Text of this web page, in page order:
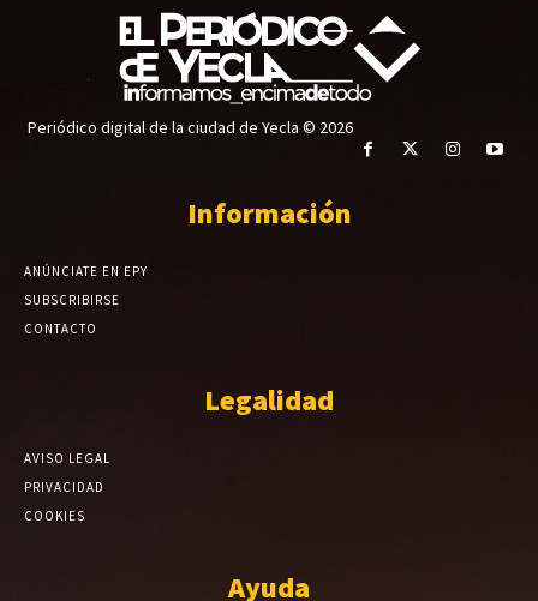
Periódico digital de la ciudad de Yecla © 2026
Información
ANÚNCIATE EN EPY
SUBSCRIBIRSE
CONTACTO
Legalidad
AVISO LEGAL
PRIVACIDAD
COOKIES
Ayuda